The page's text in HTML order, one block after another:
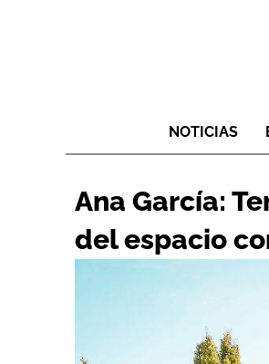
NOTICIAS
Ana García:
del espacio